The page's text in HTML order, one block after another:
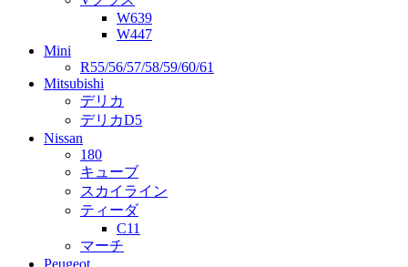
W639
W447
Mini
R55/56/57/58/59/60/61
Mitsubishi
デリカ
デリカD5
Nissan
180
キューブ
スカイライン
ティーダ
C11
マーチ
Peugeot